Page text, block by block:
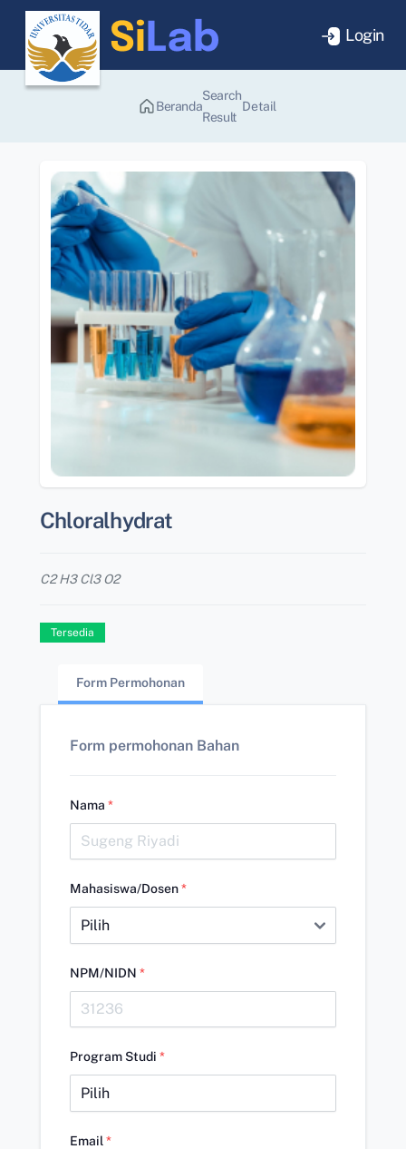
Login
Beranda
Search
Result
Detail
Chloralhydrat
C2 H3 Cl3 O2
Tersedia
Form Permohonan
Form permohonan Bahan
Nama *
Mahasiswa/Dosen*
NPM/NIDN *
Program Studi *
Email *